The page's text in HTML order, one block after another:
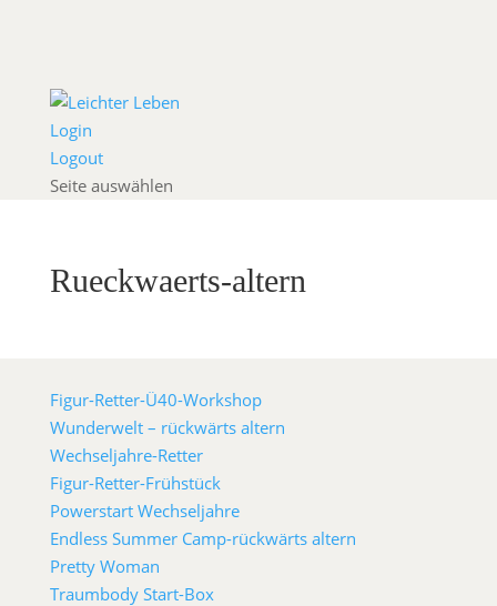
Login
Logout
Seite auswählen
Rueckwaerts-altern
Figur-Retter-Ü40-Workshop
Wunderwelt – rückwärts altern
Wechseljahre-Retter
Figur-Retter-Frühstück
Powerstart Wechseljahre
Endless Summer Camp-rückwärts altern
Pretty Woman
Traumbody Start-Box